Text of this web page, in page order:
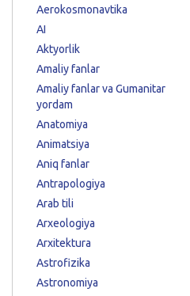
Aerokosmonavtika
AI
Aktyorlik
Amaliy fanlar
Amaliy fanlar va Gumanitar
yordam
Anatomiya
Animatsiya
Aniq fanlar
Antrapologiya
Arab tili
Arxeologiya
Arxitektura
Astrofizika
Astronomiya